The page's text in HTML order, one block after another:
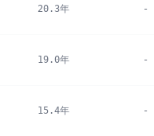
20.3年 -
19.0年 -
15.4年 -